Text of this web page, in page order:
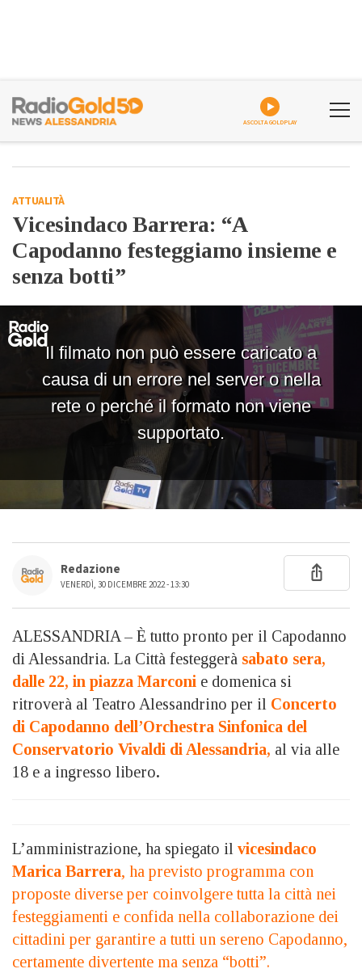
ASCOLTA GOLDPLAY
ATTUALITÀ
Vicesindaco Barrera: “A
Capodanno festeggiamo insieme e
senza botti”
Redazione
VENERDÌ, 30 DICEMBRE 2022 - 13:30
ALESSANDRIA – È tutto pronto per il Capodanno
di Alessandria. La Città festeggerà sabato sera,
dalle 22, in piazza Marconi e domenica si
ritroverà al Teatro Alessandrino per il Concerto
di Capodanno dell ’Orchestra Sinfonica del
Conservatorio Vivaldi di Alessandria, al via alle
18 e a ingresso libero.
L’amministrazione, ha spiegato il vicesindaco
Marica Barrera, ha previsto programma con
proposte diverse per coinvolgere tutta la città nei
festeggiamenti e confida nella collaborazione dei
cittadini per garantire a tutti un sereno Capodanno,
certamente divertente ma senza “botti”.